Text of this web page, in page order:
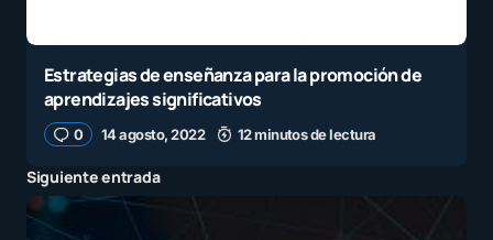
Estrategias de enseñanza para la promoción de
aprendizajes significativos
0 14 agosto, 2022 12 minutos de lectura
Siguiente entrada